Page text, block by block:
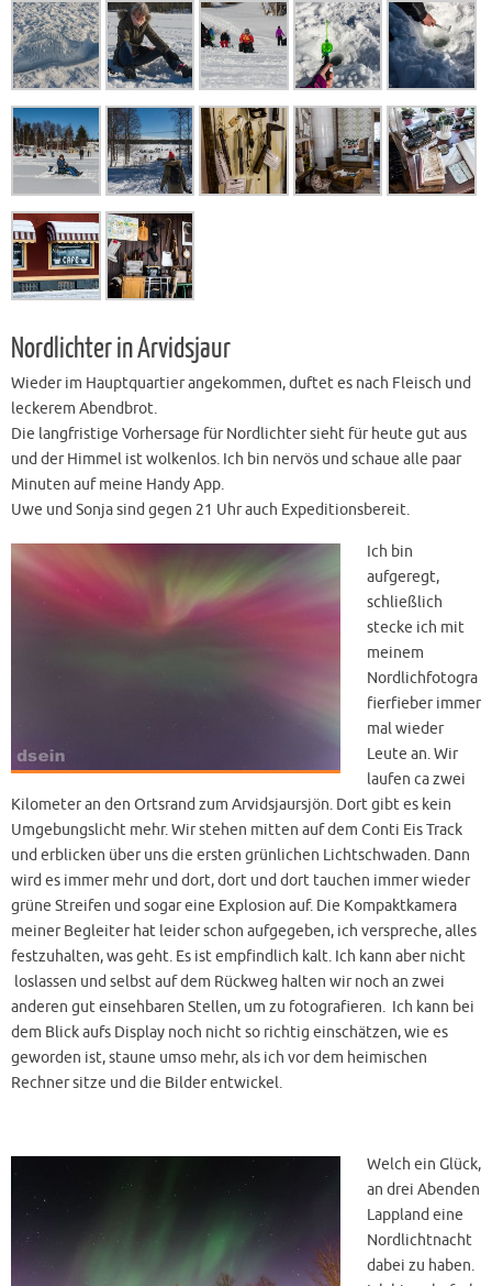
Nordlichter in Arvidsjaur
Wieder im Hauptquartier angekommen, duftet es nach Fleisch und
leckerem Abendbrot.
Die langfristige Vorhersage für Nordlichter sieht für heute gut aus
und der Himmel ist wolkenlos. Ich bin nervös und schaue alle paar
Minuten auf meine Handy App.
Uwe und Sonja sind gegen 21 Uhr auch Expeditionsbereit.
Ich bin
aufgeregt,
schließlich
stecke ich mit
meinem
Nordlichfotogra
fierfieber immer
mal wieder
Leute an. Wir
laufen ca zwei
Kilometer an den Ortsrand zum Arvidsjaursjön. Dort gibt es kein
Umgebungslicht mehr. Wir stehen mitten auf dem Conti Eis Track
und erblicken über uns die ersten grünlichen Lichtschwaden. Dann
wird es immer mehr und dort, dort und dort tauchen immer wieder
grüne Streifen und sogar eine Explosion auf. Die Kompaktkamera
meiner Begleiter hat leider schon aufgegeben, ich verspreche, alles
festzuhalten, was geht. Es ist empfindlich kalt. Ich kann aber nicht
loslassen und selbst auf dem Rückweg halten wir noch an zwei
anderen gut einsehbaren Stellen, um zu fotografieren. Ich kann bei
dem Blick aufs Display noch nicht so richtig einschätzen, wie es
geworden ist, staune umso mehr, als ich vor dem heimischen
Rechner sitze und die Bilder entwickel.
Welch ein Glück,
an drei Abenden
Lappland eine
Nordlichtnacht
dabei zu haben.